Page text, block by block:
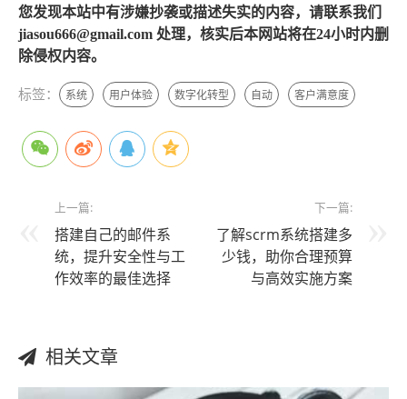
您发现本站中有涉嫌抄袭或描述失实的内容，请联系我们
jiasou666@gmail.com 处理，核实后本网站将在24小时内删
除侵权内容。
标签： 系统 用户体验 数字化转型 自动 客户满意度
上一篇:
搭建自己的邮件系
统，提升安全性与工
作效率的最佳选择
下一篇:
了解scrm系统搭建多
少钱，助你合理预算
与高效实施方案
相关文章